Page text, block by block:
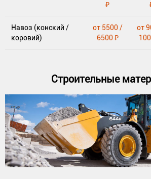
₽
Навоз (конский /
коровий)
от 5500 /
6500 ₽
от
Строительные